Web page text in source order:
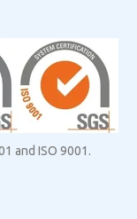
and ISO 9001.